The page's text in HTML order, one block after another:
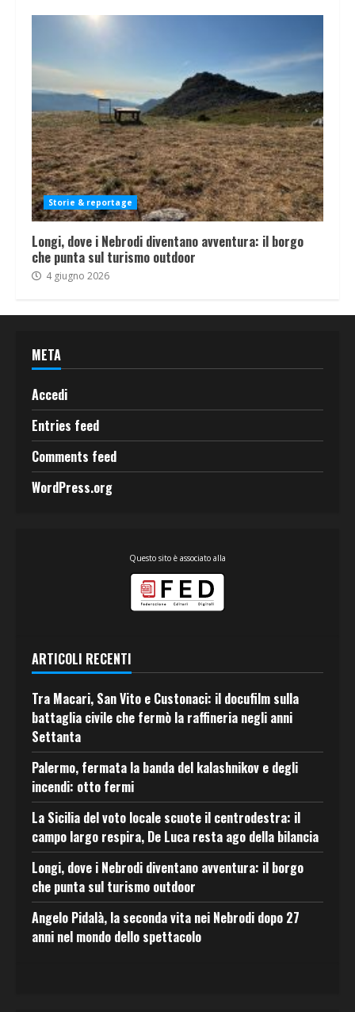
Storie & reportage
Longi, dove i Nebrodi diventano avventura: il borgo
che punta sul turismo outdoor
4 giugno 2026
META
Accedi
Entries feed
Comments feed
WordPress.org
Questo sito è associato alla
ARTICOLI RECENTI
Tra Macari, San Vito e Custonaci: il docufilm sulla
battaglia civile che fermò la raffineria negli anni
Settanta
Palermo, fermata la banda del kalashnikov e degli
incendi: otto fermi
La Sicilia del voto locale scuote il centrodestra: il
campo largo respira, De Luca resta ago della bilancia
Longi, dove i Nebrodi diventano avventura: il borgo
che punta sul turismo outdoor
Angelo Pidalà, la seconda vita nei Nebrodi dopo 27
anni nel mondo dello spettacolo